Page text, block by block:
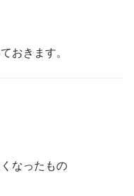
おきます。
なったもの